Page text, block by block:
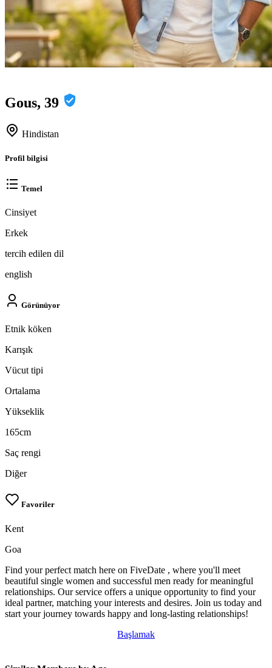
Gous, 39
Hindistan
Profil bilgisi
Temel
Cinsiyet
Erkek
tercih edilen dil
english
Görünüyor
Etnik köken
Karışık
Vücut tipi
Ortalama
Yükseklik
165cm
Saç rengi
Diğer
Favoriler
Kent
Goa
Find your perfect match here on FiveDate , where you'll meet
beautiful single women and successful men ready for meaningful
relationships. Our service offers a unique opportunity to find your
ideal partner, matching your interests and desires. Join us today and
start your journey towards happy and long-lasting relationships!
Başlamak